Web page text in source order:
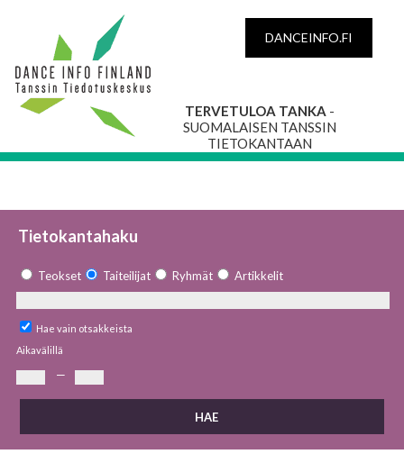
DANCEINFO.FI
TERVETULOA TANKA -
SUOMALAISEN TANSSIN
TIETOKANTAAN
Tietokantahaku
Teokset Taiteilijat Ryhmät Artikkelit
Hae vain otsakkeista
Aikavälillä
—